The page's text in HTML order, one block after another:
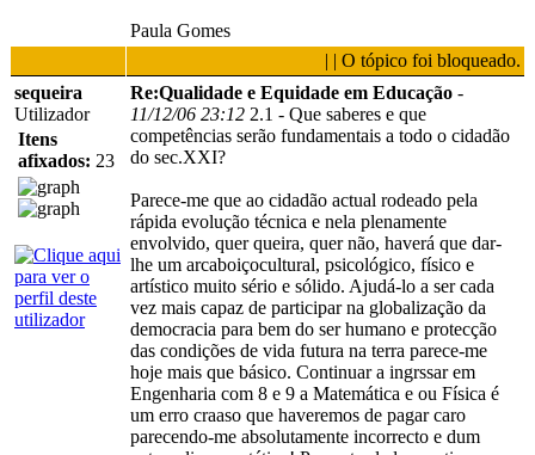
Paula Gomes
| | O tópico foi bloqueado.
sequeira
Utilizador
Itens
afixados: 23
Re:Qualidade e Equidade em Educação -
11/12/06 23:12 2.1 - Que saberes e que
competências serão fundamentais a todo o cidadão
do sec.XXI?
Parece-me que ao cidadão actual rodeado pela
rápida evolução técnica e nela plenamente
envolvido, quer queira, quer não, haverá que dar-
lhe um arcaboiçocultural, psicológico, físico e
artístico muito sério e sólido. Ajudá-lo a ser cada
vez mais capaz de participar na globalização da
democracia para bem do ser humano e protecção
das condições de vida futura na terra parece-me
hoje mais que básico. Continuar a ingrssar em
Engenharia com 8 e 9 a Matemática e ou Física é
um erro craaso que haveremos de pagar caro
parecendo-me absolutamente incorrecto e dum